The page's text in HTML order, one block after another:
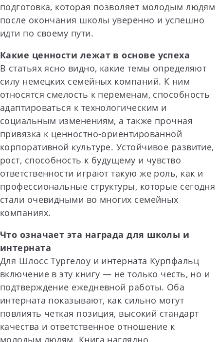
подготовка, которая позволяет молодым людям
после окончания школы уверенно и успешно
идти по своему пути.
Какие ценности лежат в основе успеха
В статьях ясно видно, какие темы определяют
силу немецких семейных компаний. К ним
относятся смелость к переменам, способность
адаптироваться к технологическим и
социальным изменениям, а также прочная
привязка к ценностно-ориентированной
корпоративной культуре. Устойчивое развитие,
рост, способность к будущему и чувство
ответственности играют такую же роль, как и
профессиональные структуры, которые сегодня
стали очевидными во многих семейных
компаниях.
Что означает эта награда для школы и
интерната
Для Шлосс Тургелоу и интерната Курпфальц
включение в эту книгу — не только честь, но и
подтверждение ежедневной работы. Оба
интерната показывают, как сильно могут
повлиять четкая позиция, высокий стандарт
качества и ответственное отношение к
молодым людям. Книга наглядно